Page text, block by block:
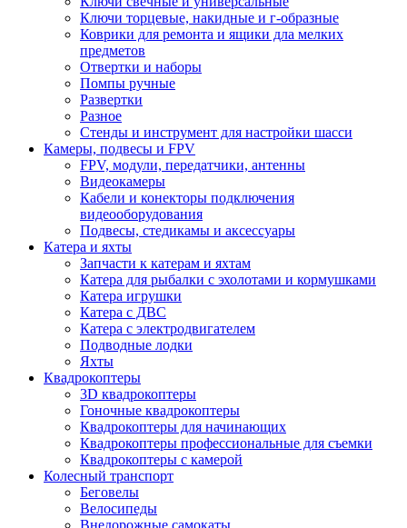
Ключи торцевые, накидные и г-образные
Коврики для ремонта и ящики дла мелких
предметов
Отвертки и наборы
Помпы ручные
Развертки
Разное
Стенды и инструмент для настройки шасси
Камеры, подвесы и FPV
FPV, модули, передатчики, антенны
Видеокамеры
Кабели и конекторы подключения
видеооборудования
Подвесы, стедикамы и аксессуары
Катера и яхты
Запчасти к катерам и яхтам
Катера для рыбалки с эхолотами и кормушками
Катера игрушки
Катера с ДВС
Катера с электродвигателем
Подводные лодки
Яхты
Квадрокоптеры
3D квадрокоптеры
Гоночные квадрокоптеры
Квадрокоптеры для начинающих
Квадрокоптеры профессиональные для съемки
Квадрокоптеры с камерой
Колесный транспорт
Беговелы
Велосипеды
Внедорожные самокаты